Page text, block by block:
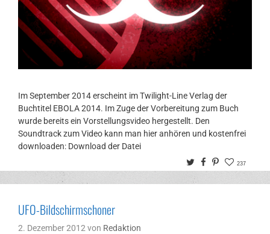
Im September 2014 erscheint im Twilight-Line Verlag der
Buchtitel EBOLA 2014. Im Zuge der Vorbereitung zum Buch
wurde bereits ein Vorstellungsvideo hergestellt. Den
Soundtrack zum Video kann man hier anhören und kostenfrei
downloaden: Download der Datei
TwitterFacebook
Pinterest
237
UFO-Bildschirmschoner
2. Dezember 2012von Redaktion